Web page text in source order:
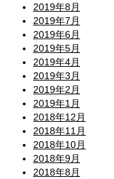
2019年8月
2019年7月
2019年6月
2019年5月
2019年4月
2019年3月
2019年2月
2019年1月
2018年12月
2018年11月
2018年10月
2018年9月
2018年8月